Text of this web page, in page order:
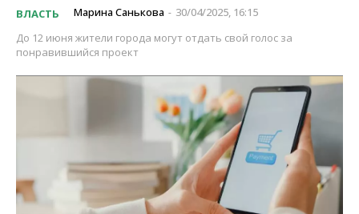
ВЛАСТЬ Марина Санькова - 30/04/2025, 16:15
До 12 июня жители города могут отдать свой голос за
понравившийся проект